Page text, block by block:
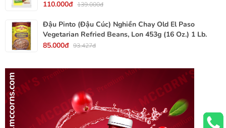
110.000đ 139.000đ
Đậu Pinto (Đậu Cúc) Nghiền Chay Old El Paso
Vegetarian Refried Beans, Lon 453g (16 Oz.) 1 Lb.
85.000đ 93.427đ